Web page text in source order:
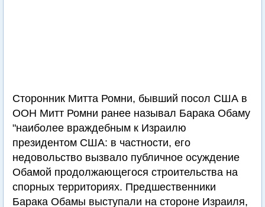
Сторонник Митта Ромни, бывший посол США в
ООН Митт Ромни ранее называл Барака Обаму
"наиболее враждебным к Израилю
президентом США: в частности, его
недовольство вызвало публичное осуждение
Обамой продолжающегося строительства на
спорных территориях. Предшественники
Барака Обамы выступали на стороне Израиля,